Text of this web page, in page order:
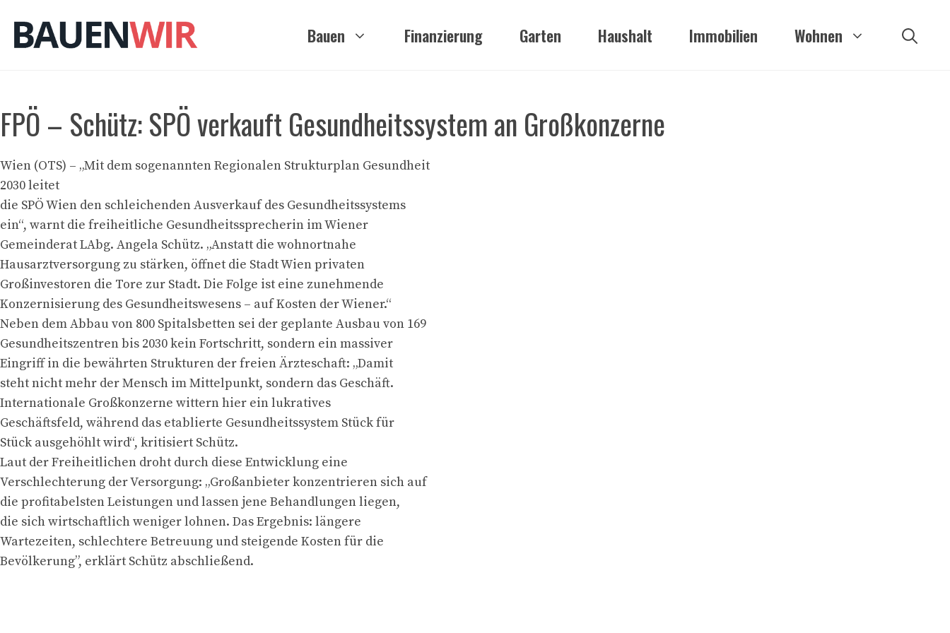
Inhalt
springen
Bauen Finanzierung Garten Haushalt Immobilien Wohnen
FPÖ – Schütz: SPÖ verkauft Gesundheitssystem an Großkonzerne
Wien (OTS) – „Mit dem sogenannten Regionalen Strukturplan Gesundheit
2030 leitet
die SPÖ Wien den schleichenden Ausverkauf des Gesundheitssystems
ein“, warnt die freiheitliche Gesundheitssprecherin im Wiener
Gemeinderat LAbg. Angela Schütz. „Anstatt die wohnortnahe
Hausarztversorgung zu stärken, öffnet die Stadt Wien privaten
Großinvestoren die Tore zur Stadt. Die Folge ist eine zunehmende
Konzernisierung des Gesundheitswesens – auf Kosten der Wiener.“
Neben dem Abbau von 800 Spitalsbetten sei der geplante Ausbau von 169
Gesundheitszentren bis 2030 kein Fortschritt, sondern ein massiver
Eingriff in die bewährten Strukturen der freien Ärzteschaft: „Damit
steht nicht mehr der Mensch im Mittelpunkt, sondern das Geschäft.
Internationale Großkonzerne wittern hier ein lukratives
Geschäftsfeld, während das etablierte Gesundheitssystem Stück für
Stück ausgehöhlt wird“, kritisiert Schütz.
Laut der Freiheitlichen droht durch diese Entwicklung eine
Verschlechterung der Versorgung: „Großanbieter konzentrieren sich auf
die profitabelsten Leistungen und lassen jene Behandlungen liegen,
die sich wirtschaftlich weniger lohnen. Das Ergebnis: längere
Wartezeiten, schlechtere Betreuung und steigende Kosten für die
Bevölkerung”, erklärt Schütz abschließend.